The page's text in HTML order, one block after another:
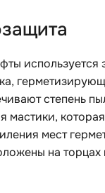
используется
степень
мастики,
мест
на торцах